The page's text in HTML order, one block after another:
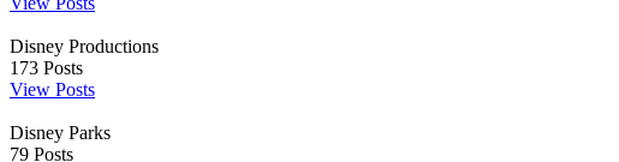
Disney Productions
173 Posts
View Posts
Disney Parks
79 Posts